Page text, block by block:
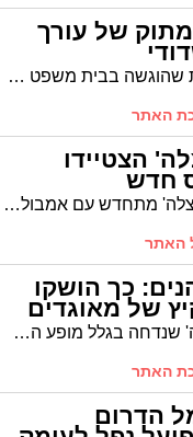
של עורך
תביעה אזרחית שהוגשה בבית משפט השלום באשדוד כנגד רואה חשבון בגין אי-הגשת דוחות לשנים 2018–2019 ודרישה לפיצוי של למעלה מ-265 אלף שקל, הסתיימה בפשרה לפיה יפוצו התובעים בסכום זעום של 30,000 שקל בלבד בצירוף הוצאות
הצטיידו
חדש
ארגון 'איחוד הצלה' מתחדש עם אמבולנס חדש שיצטרף לשניים הקיימים
כך הושקו
של מאוגדים
ה'חומש סעודה' שנדחה בגלל מופע הבדחנים החסידיים שטיין וצין שגם הפעימה השניה שלו התמלאה במהירות שיא, פארק החבלים שהוקם ביער בשטח ענק של 7 דונם, 64 האוטובוסים שמתקתקים כמו שעון שוויצרי, 2,000 הפניות שטופלו במסירות, אירוע הכלכלה והדיור שמתבשל חם וחזק, וגם: דרישות הביטוח לקבוצות גדולות שגרמו לראשונה לביטול כרטיסים /// ממשיכים לחשוף לכם את מאחורי הקלעים המרתקים של קיץ תשפ"ו
הדרום